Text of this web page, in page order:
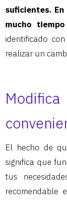
suficientes.
mucho
identificado
realizar un
El hecho de
significa que
tus
recomendable